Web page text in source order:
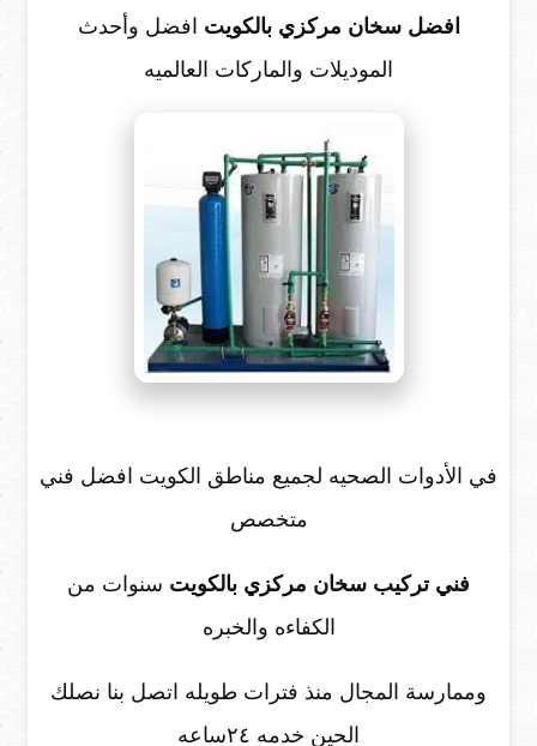
افضل سخان مركزي بالكويت افضل وأحدث
الموديلات والماركات العالميه
في الأدوات الصحيه لجميع مناطق الكويت افضل فني
متخصص
فني تركيب سخان مركزي بالكويت سنوات من
الكفاءه والخبره
وممارسة المجال منذ فترات طويله اتصل بنا نصلك
الحين خدمه ٢٤ساعه